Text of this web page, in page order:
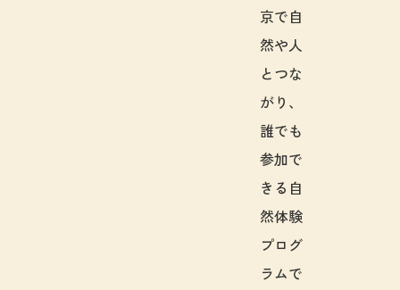
京で自
然や人
とつな
がり、
誰でも
参加で
きる自
然体験
プログ
ラムで